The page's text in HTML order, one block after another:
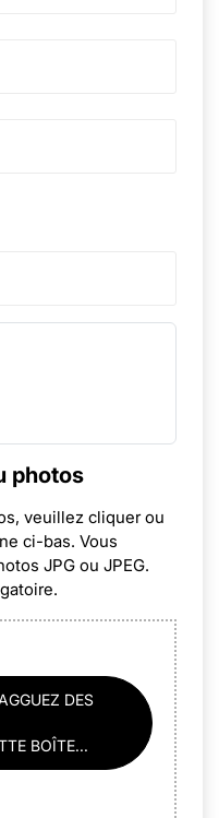
photos
veuillez cliquer ou
ci-bas. Vous
JPG ou JPEG.
DES
BOÎTE...